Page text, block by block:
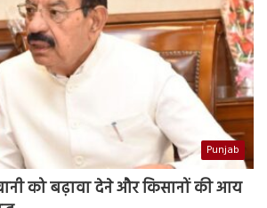
Punjab
को बढ़ावा देने और किसानों की आय